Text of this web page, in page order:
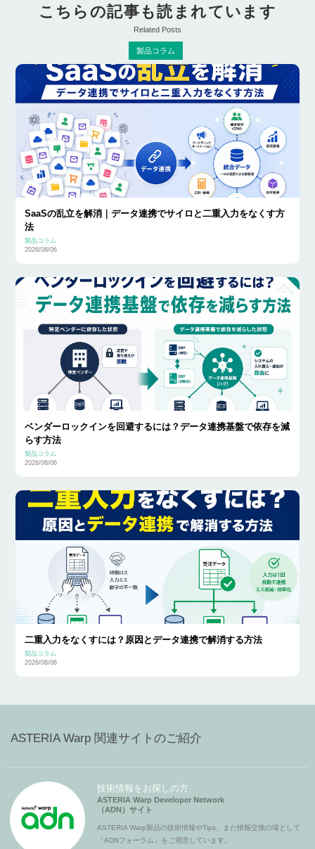
こちらの記事も読まれています
Related Posts
製品コラム
SaaSの乱立を解消｜データ連携でサイロと二重入力をなくす方
法
製品コラム
2026/08/06
ベンダーロックインを回避するには？データ連携基盤で依存を減
らす方法
製品コラム
2026/08/06
二重入力をなくすには？原因とデータ連携で解消する方法
製品コラム
2026/08/06
ASTERIA Warp 関連サイトのご紹介
技術情報をお探しの方
ASTERIA Warp Developer Network
（ADN）サイト
ASTERIA Warp製品の技術情報やTips、また情報交換の場として
「ADNフォーラム」をご用意しています。